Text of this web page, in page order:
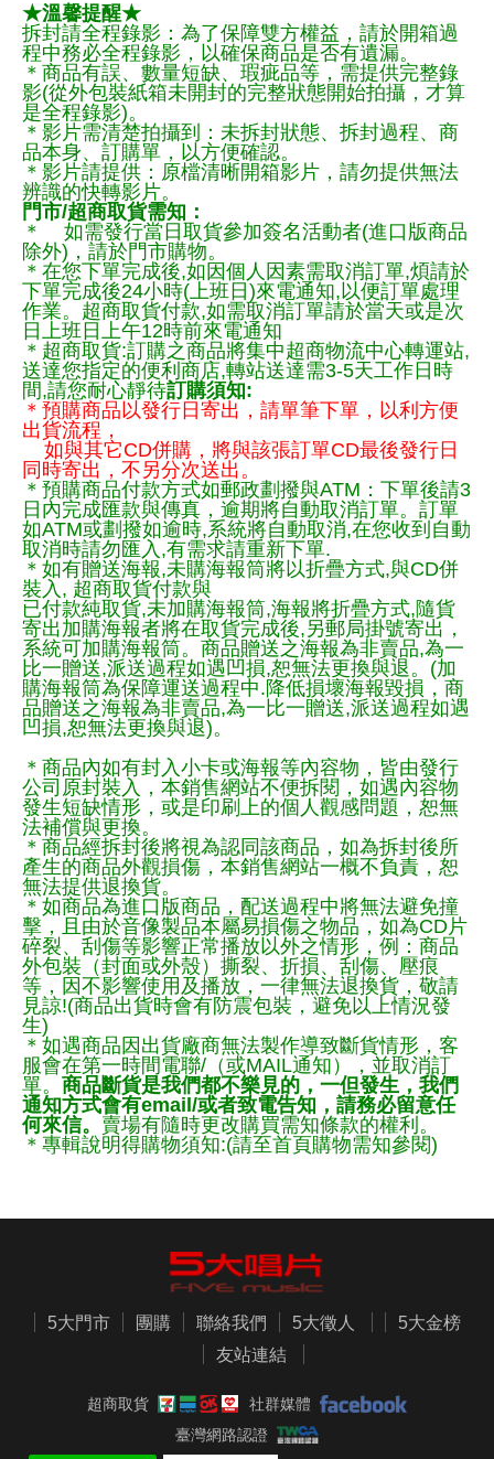
★溫馨提醒★
拆封請全程錄影：為了保障雙方權益，請於開箱過
程中務必全程錄影，以確保商品是否有遺漏。
＊商品有誤、數量短缺、瑕疵品等，需提供完整錄
影(從外包裝紙箱未開封的完整狀態開始拍攝，才算
是全程錄影)。
＊影片需清楚拍攝到：未拆封狀態、拆封過程、商
品本身、訂購單，以方便確認。
＊影片請提供：原檔清晰開箱影片，請勿提供無法
辨識的快轉影片。
門市/超商取貨需知：
＊ 如需發行當日取貨參加簽名活動者(進口版商品
除外)，請於門市購物。
＊在您下單完成後,如因個人因素需取消訂單,煩請於
下單完成後24小時(上班日)來電通知,以便訂單處理
作業。超商取貨付款,如需取消訂單請於當天或是次
日上班日上午12時前來電通知
＊超商取貨:訂購之商品將集中超商物流中心轉運站,
送達您指定的便利商店,轉站送達需3-5天工作日時
間,請您耐心靜待訂購須知:
＊預購商品以發行日寄出，請單筆下單，以利方便
出貨流程，
如與其它CD併購，將與該張訂單CD最後發行日
同時寄出，不另分次送出。
＊預購商品付款方式如郵政劃撥與ATM：下單後請3
日內完成匯款與傳真，逾期將自動取消訂單。訂單
如ATM或劃撥如逾時,系統將自動取消,在您收到自動
取消時請勿匯入,有需求請重新下單.
＊如有贈送海報,未購海報筒將以折疊方式,與CD併
裝入, 超商取貨付款與
已付款純取貨,未加購海報筒,海報將折疊方式,隨貨
寄出加購海報者將在取貨完成後,另郵局掛號寄出，
系統可加購海報筒。商品贈送之海報為非賣品,為一
比一贈送,派送過程如遇凹損,恕無法更換與退。(加
購海報筒為保障運送過程中.降低損壞海報毀損，商
品贈送之海報為非賣品,為一比一贈送,派送過程如遇
凹損,恕無法更換與退)。
＊商品內如有封入小卡或海報等內容物，皆由發行
公司原封裝入，本銷售網站不便拆閱，如遇內容物
發生短缺情形，或是印刷上的個人觀感問題，恕無
法補償與更換。
＊商品經拆封後將視為認同該商品，如為拆封後所
產生的商品外觀損傷，本銷售網站一概不負責，恕
無法提供退換貨。
＊如商品為進口版商品，配送過程中將無法避免撞
擊，且由於音像製品本屬易損傷之物品，如為CD片
碎裂、刮傷等影響正常播放以外之情形，例：商品
外包裝（封面或外殼）撕裂、折損、刮傷、壓痕
等，因不影響使用及播放，一律無法退換貨，敬請
見諒!(商品出貨時會有防震包裝，避免以上情況發
生)
＊如遇商品因出貨廠商無法製作導致斷貨情形，客
服會在第一時間電聯/（或MAIL通知），並取消訂
單。 商品斷貨是我們都不樂見的，一但發生，我們
通知方式會有email/或者致電告知，請務必留意任
何來信。 賣場有隨時更改購買需知條款的權利。
＊專輯說明得購物須知:(請至首頁購物需知參閱)
5大門市 團購 聯絡我們 5大徵人
5大金榜
友站連結
超商取貨
社群媒體
臺灣網路認證